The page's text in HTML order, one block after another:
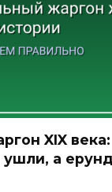
XIX века:
а